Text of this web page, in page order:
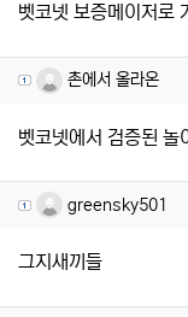
벳코넷 보증메이저로
촌에서 올라
촌에서 올라온
벳코넷에서 검증된 놀
greensky501
그지새끼들